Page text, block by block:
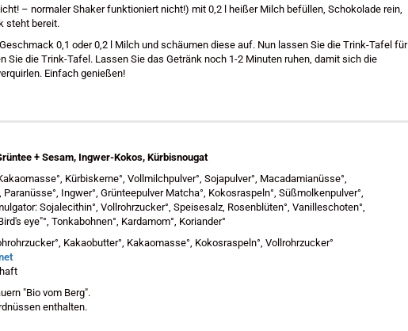
– normaler Shaker funktioniert nicht!) mit 0,2 l heißer Milch befüllen, Schokolade rein,
steht bereit.
0,1 oder 0,2 l Milch und schäumen diese auf. Nun lassen Sie die Trink-Tafel für
Sie die Trink-Tafel. Lassen Sie das Getränk noch 1-2 Minuten ruhen, damit sich die
Einfach genießen!
+ Sesam, Ingwer-Kokos, Kürbisnougat
Kürbiskerne°, Vollmilchpulver°, Sojapulver°, Macadamianüsse°,
Ingwer°, Grünteepulver Matcha°, Kokosraspeln°, Süßmolkenpulver°,
Sojalecithin°, Vollrohrzucker°, Speisesalz, Rosenblüten°, Vanilleschoten°,
eye"°, Tonkabohnen°, Kardamom°, Koriander°
Kakaobutter°, Kakaomasse°, Kokosraspeln°, Vollrohrzucker°
"Bio vom Berg".
enthalten.